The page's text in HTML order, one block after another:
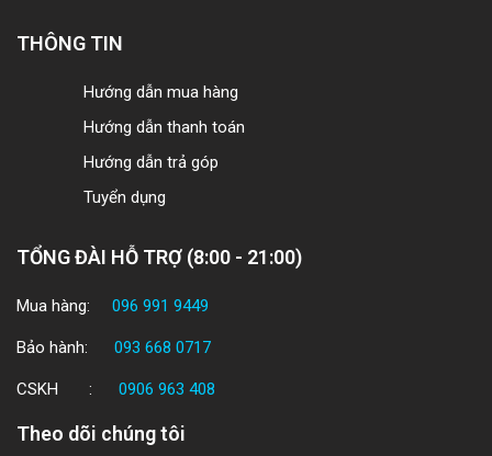
THÔNG TIN
Hướng dẫn mua hàng
Hướng dẫn thanh toán
Hướng dẫn trả góp
Tuyển dụng
TỔNG ĐÀI HỖ TRỢ (8:00 - 21:00)
Mua hàng: 096 991 9449
Bảo hành: 093 668 0717
CSKH : 0906 963 408
Theo dõi chúng tôi